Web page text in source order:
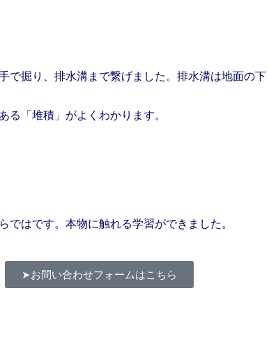
で掘り、排水溝まで繋げました。排水溝は地面の下
「堆積」がよくわかります。
はです。本物に触れる学習ができました。
➤お問い合わせフォームはこちら